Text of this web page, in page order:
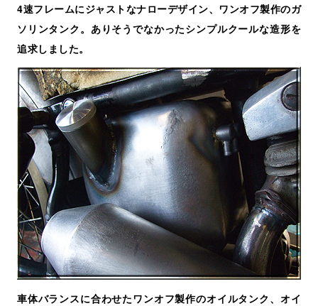
4速フレームにジャストなナローデザイン、ワンオフ製作のガ
ソリンタンク。ありそうでなかったシンプルクールな造形を
追求しました。
車体バランスに合わせたワンオフ製作のオイルタンク、オイ